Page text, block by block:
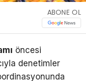
ABONE OL
öncesi
denetimler